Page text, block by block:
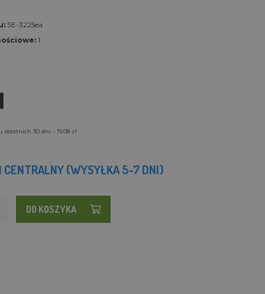
SE-3225ea
1
ostatnich 30 dni - 19.08 zl
CENTRALNY (WYSYŁKA 5-7 DNI)
DO KOSZYKA